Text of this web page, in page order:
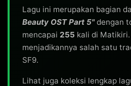
Lagu ini merupakan bagian
Beauty OST Part 5"dengan
mencapai 255 kali di
menjadikannya salah satu
SF9.
Lihat juga koleksi lengkap